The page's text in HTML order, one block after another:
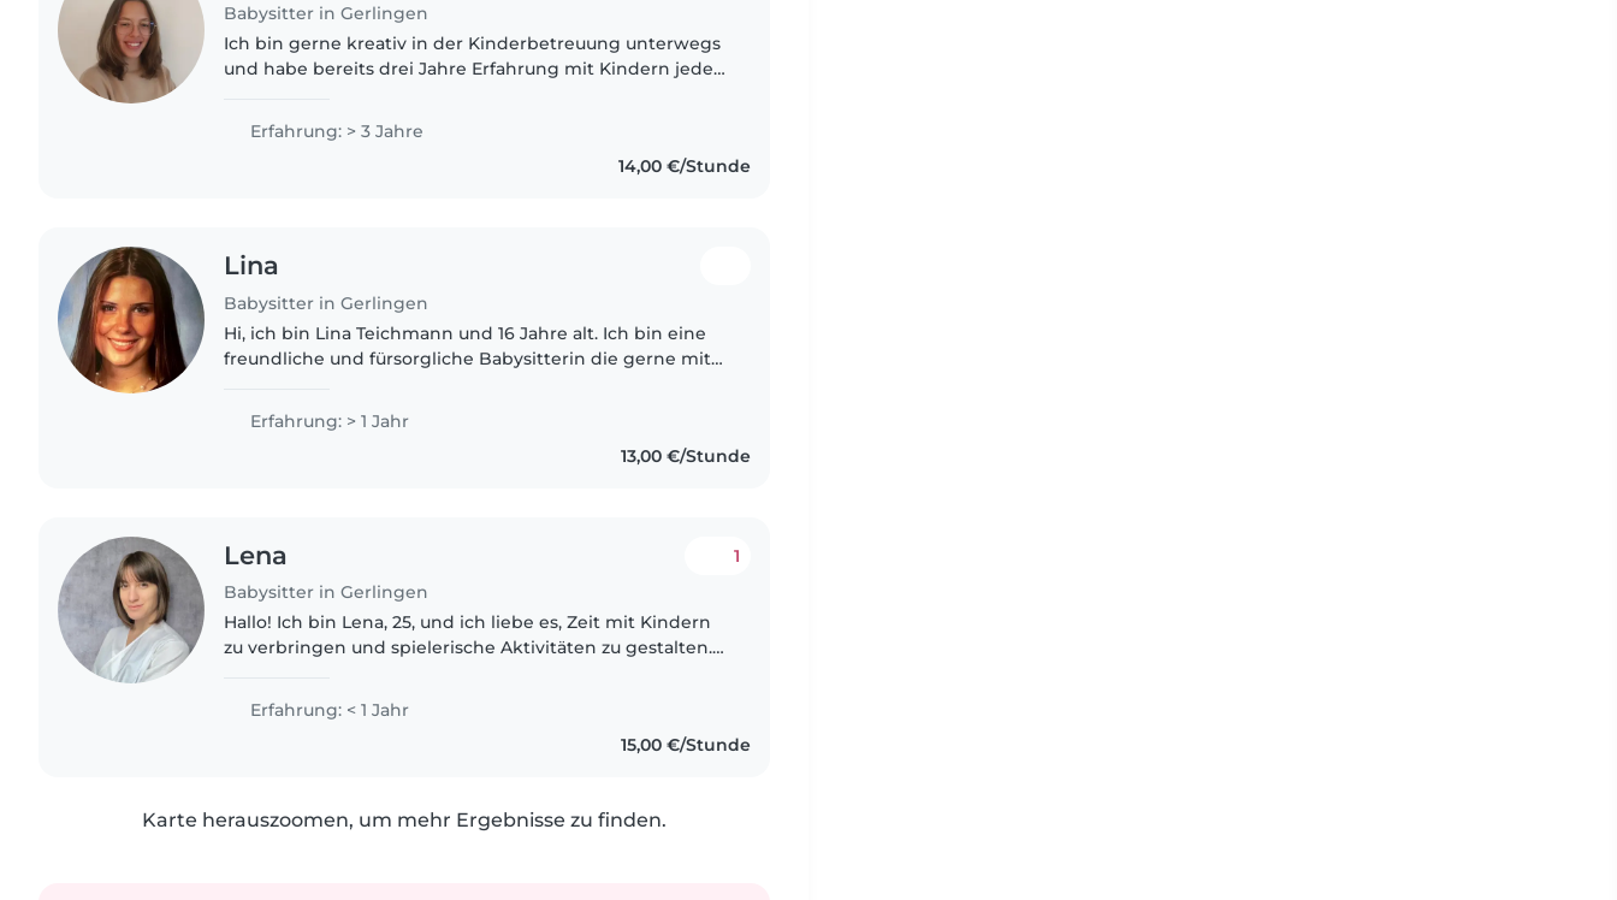
Babysitter in Gerlingen
Ich bin gerne kreativ in der Kinderbetreuung unterwegs
und habe bereits drei Jahre Erfahrung mit Kindern jeden
gerne vor und..
Erfahrung: > 3 Jahre
14,00 €/Stunde
Lina
Babysitter in Gerlingen
Hi, ich bin Lina Teichmann und 16 Jahre alt. Ich bin eine
freundliche und fürsorgliche Babysitterin die gerne mit
Erfahrung: > 1 Jahr
13,00 €/Stunde
Lena
Babysitter in Gerlingen
1
Hallo! Ich bin Lena, 25, und ich liebe es, Zeit mit Kindern
zu verbringen und spielerische Aktivitäten zu gestalten.
und lerne..
Erfahrung: < 1 Jahr
15,00 €/Stunde
Karte herauszoomen, um mehr Ergebnisse zu finden.